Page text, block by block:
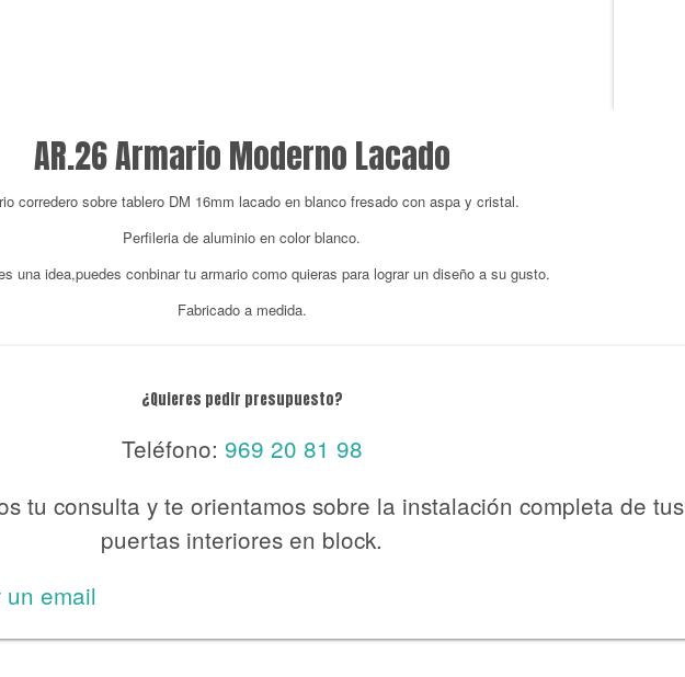
AR.26 Armario Moderno Lacado
corredero sobre tablero DM 16mm lacado en blanco fresado con aspa y cristal.
Perfileria de aluminio en color blanco.
una idea,puedes conbinar tu armario como quieras para lograr un diseño a su gusto.
Fabricado a medida.
¿Quieres pedir presupuesto?
Teléfono: 969 20 81 98
tu consulta y te orientamos sobre la instalación completa de tus
puertas interiores en block.
un email